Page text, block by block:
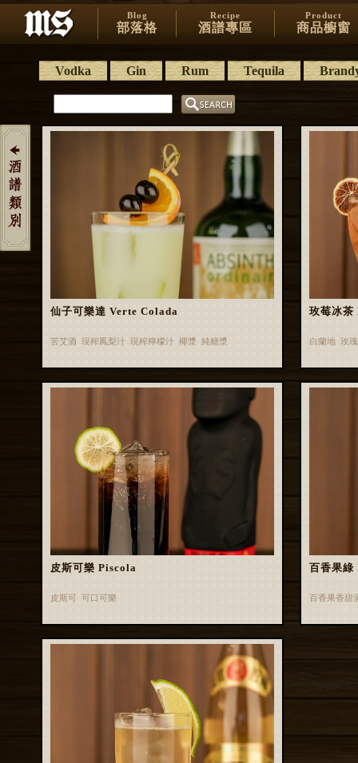
Blog
部落格
Recipe
酒譜專區
Product
商品櫥窗
Vodka Gin Rum Tequila
仙子可樂達 Verte Colada
苦艾酒 現榨鳳梨汁 現榨檸檬汁 椰漿 純糖漿
玫莓冰
白蘭地 玫
皮斯可樂 Piscola
皮斯可 可口可樂
百香果
百香果香甜